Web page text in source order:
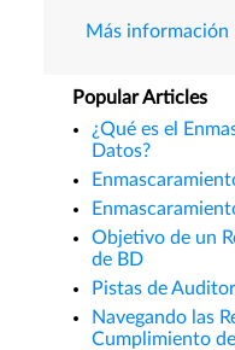
Más información
Popular Articles
¿Qué es el
Datos?
Objetivo de un
de BD
Pistas de
Navegando las
Cumplimiento